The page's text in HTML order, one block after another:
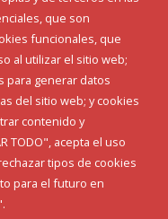
que son
funcionales, que
al utilizar el sitio web;
para generar datos
del sitio web; y cookies
contenido y
TODO", acepta el uso
tipos de cookies
para el futuro en